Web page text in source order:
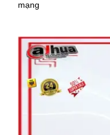
mạng